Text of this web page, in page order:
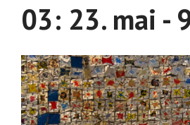
03: 23. mai -